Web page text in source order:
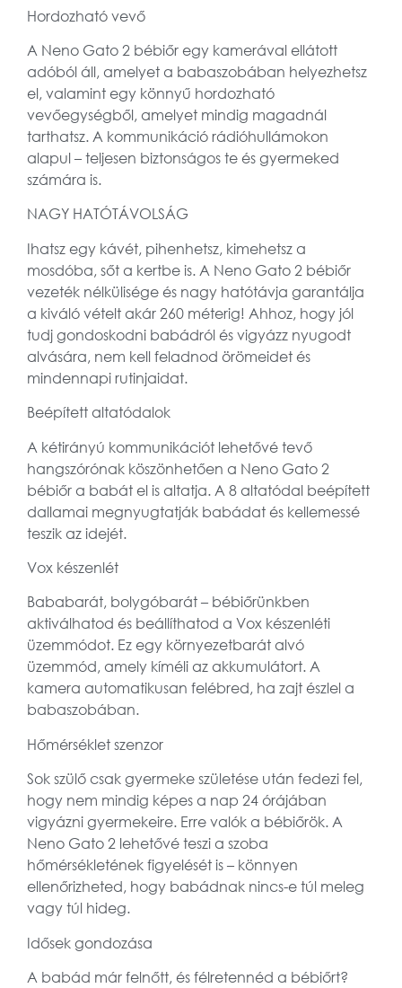
Hordozható vevő
A Neno Gato 2 bébiőr egy kamerával ellátott
adóból áll, amelyet a babaszobában helyezhetsz
el, valamint egy könnyű hordozható
vevőegységből, amelyet mindig magadnál
tarthatsz. A kommunikáció rádióhullámokon
alapul – teljesen biztonságos te és gyermeked
számára is.
NAGY HATÓTÁVOLSÁG
Ihatsz egy kávét, pihenhetsz, kimehetsz a
mosdóba, sőt a kertbe is. A Neno Gato 2 bébiőr
vezeték nélkülisége és nagy hatótávja garantálja
a kiváló vételt akár 260 méterig! Ahhoz, hogy jól
tudj gondoskodni babádról és vigyázz nyugodt
alvására, nem kell feladnod örömeidet és
mindennapi rutinjaidat.
Beépített altatódalok
A kétirányú kommunikációt lehetővé tevő
hangszórónak köszönhetően a Neno Gato 2
bébiőr a babát el is altatja. A 8 altatódal beépített
dallamai megnyugtatják babádat és kellemessé
teszik az idejét.
Vox készenlét
Bababarát, bolygóbarát – bébiőrünkben
aktiválhatod és beállíthatod a Vox készenléti
üzemmódot. Ez egy környezetbarát alvó
üzemmód, amely kíméli az akkumulátort. A
kamera automatikusan felébred, ha zajt észlel a
babaszobában.
Hőmérséklet szenzor
Sok szülő csak gyermeke születése után fedezi fel,
hogy nem mindig képes a nap 24 órájában
vigyázni gyermekeire. Erre valók a bébiőrök. A
Neno Gato 2 lehetővé teszi a szoba
hőmérsékletének figyelését is – könnyen
ellenőrizheted, hogy babádnak nincs-e túl meleg
vagy túl hideg.
Idősek gondozása
A babád már felnőtt, és félretennéd a bébiőrt?